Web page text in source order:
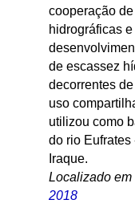
cooperação
hidrográficas
de escassez
decorrentes
uso
utilizou como
do rio
Iraque.
Localizado em
2018